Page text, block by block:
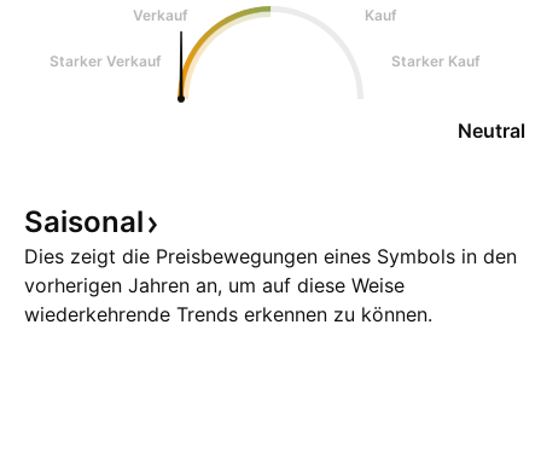
Verkauf
Kauf
Starker Verkauf Starker Kauf
Neutral
Saisonal
Dies zeigt die Preisbewegungen eines Symbols in den
vorherigen Jahren an, um auf diese Weise
wiederkehrende Trends erkennen zu können.